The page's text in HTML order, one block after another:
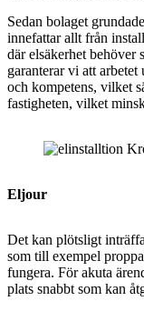
Sedan bolaget
innefattar allt från
där elsäkerhet behöver
garanterar vi att
och kompetens, vilket
fastigheten, vilket
Eljour
Det kan plötsligt
som till exempel
fungera. För akuta
plats snabbt som kan